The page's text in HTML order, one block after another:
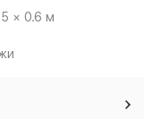
× 0.6 м